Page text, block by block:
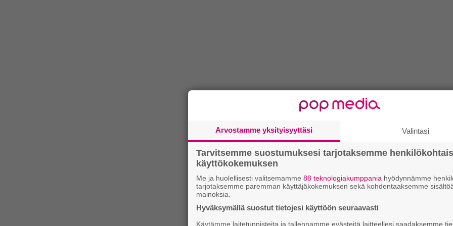
Arvostamme yksityisyyttäsi Valintasi
Tarvitsemme suostumuksesi tarjotaksemme
käyttökokemuksen
Me ja huolellisesti valitsemamme 88 teknologiakumppania hyödynnämme
tarjotaksemme paremman käyttäjäkokemuksen sekä kohdentaaksemme
mainoksia.
Hyväksymällä suostut tietojesi käyttöön seuraavasti
Käytämme laitetunnisteita ja tallennamme evästeitä laitteellesi saadaksemme